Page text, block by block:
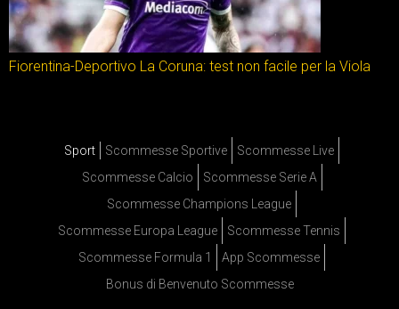
Fiorentina-Deportivo La Coruna: test non facile per la Viola
Sport Scommesse Sportive
Scommesse Live
Scommesse Calcio
Scommesse Serie A
Scommesse Champions League
Scommesse Europa League
Scommesse Tennis
Scommesse Formula 1
App Scommesse
Bonus di Benvenuto Scommesse